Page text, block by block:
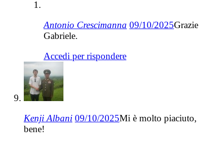
Antonio Crescimanna 09/10/2025Grazie
Gabriele.
Accedi per rispondere
Kenji Albani 09/10/2025Mi è molto piaciuto,
bene!